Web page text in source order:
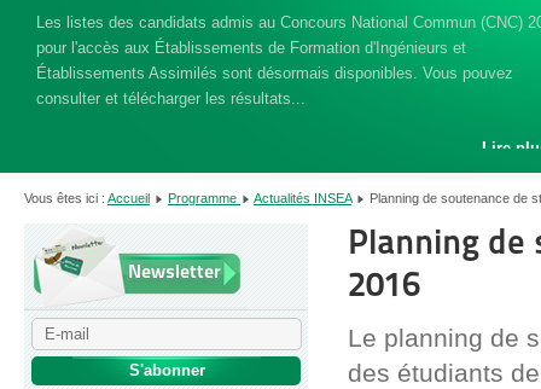
Les listes des candidats admis au Concours National Commun (CNC)
pour l'accès aux Établissements de Formation d'Ingénieurs et
Établissements Assimilés sont désormais disponibles. Vous pouvez
consulter et télécharger les résultats...
Lire
Vous êtes ici : Accueil Programme Actualités INSEA Planning de soutenance de
Newsletter
Planning de
2016
Le planning de
des étudiants